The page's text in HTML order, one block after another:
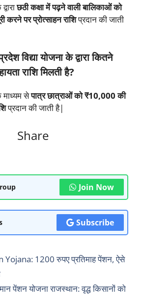
छठी कक्षा में पढ़ने वाली बालिकाओं को
करने पर प्रोत्साहन राशिप्रदान की जाती
विद्या योजना के द्वारा कितने
राशि मिलती है?
माध्यम सेपात्र छात्राओं को ₹10,000 की
प्रदान की जाती है|
Share
Join Now
Subscribe
Yojana: 1200 रुपए प्रतिमाह पेंशन, ऐसे
पेंशन योजना राजस्थान: वृद्ध किसानों को